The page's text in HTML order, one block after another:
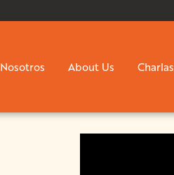
Nosotros About Us Charlas